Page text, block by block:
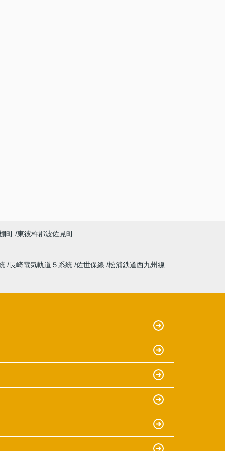
町 東彼杵郡波佐見町
長崎電気軌道５系統 佐世保線 松浦鉄道西九州線